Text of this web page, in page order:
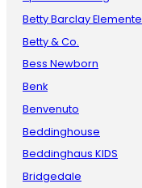
Betty Barclay Elemente
Betty & Co.
Bess Newborn
Benk
Benvenuto
Beddinghouse
Beddinghaus KIDS
Bridgedale